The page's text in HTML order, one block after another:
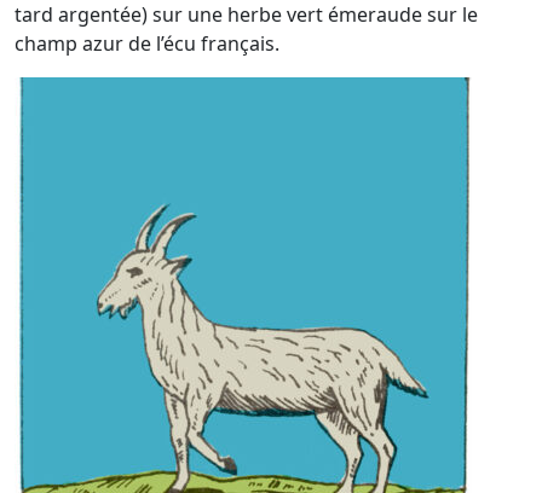
tard argentée) sur une herbe vert émeraude sur le
champ azur de l’écu français.